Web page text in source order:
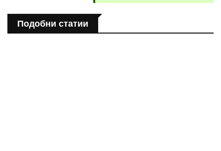
Подобни статии